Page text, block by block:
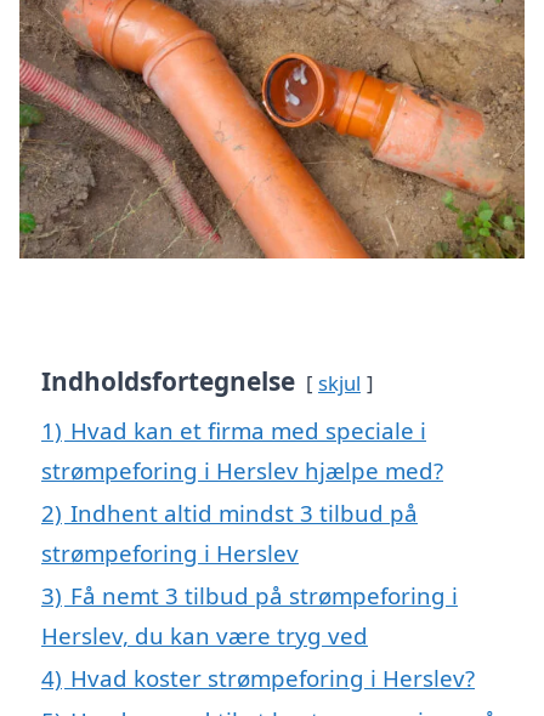
Indholdsfortegnelse skjul
1) Hvad kan et firma med speciale i
strømpeforing i Herslev hjælpe med?
2) Indhent altid mindst 3 tilbud på
strømpeforing i Herslev
3) Få nemt 3 tilbud på strømpeforing i
Herslev, du kan være tryg ved
4) Hvad koster strømpeforing i Herslev?